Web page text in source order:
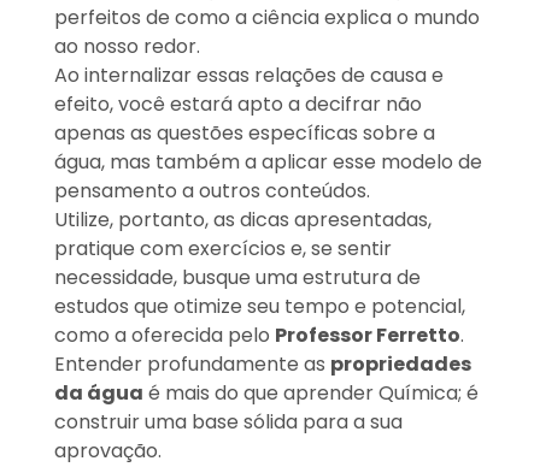
perfeitos de como a ciência explica o mundo
ao nosso redor.
Ao internalizar essas relações de causa e
efeito, você estará apto a decifrar não
apenas as questões específicas sobre a
água, mas também a aplicar esse modelo de
pensamento a outros conteúdos.
Utilize, portanto, as dicas apresentadas,
pratique com exercícios e, se sentir
necessidade, busque uma estrutura de
estudos que otimize seu tempo e potencial,
como a oferecida pelo Professor Ferretto.
Entender profundamente as propriedades
da água é mais do que aprender Química; é
construir uma base sólida para a sua
aprovação.